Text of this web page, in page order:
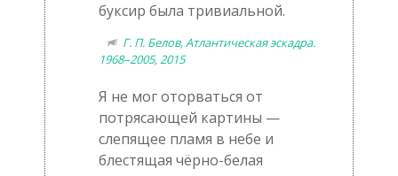
буксир была тривиальной.
Г. П. Белов, Атлантическая эскадра.
1968–2005, 2015
Я не мог оторваться от
потрясающей картины —
слепящее пламя в небе и
блестящая чёрно-белая